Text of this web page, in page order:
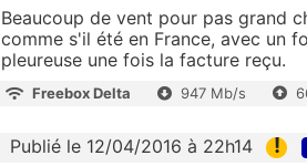
Beaucoup de vent pour pas grand
comme s'il été en France, avec un
pleureuse une fois la facture reçu.
Freebox Delta 947 Mb/s
Publié le 12/04/2016 à 22h14 !